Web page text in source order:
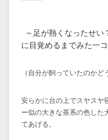
～足が熱くなったせい
に目覚めるまでみた一
（自分が飼っていたのかど
安らかに台の上でスヤスヤ
ー似の大きな茶系の色した
てあげる。